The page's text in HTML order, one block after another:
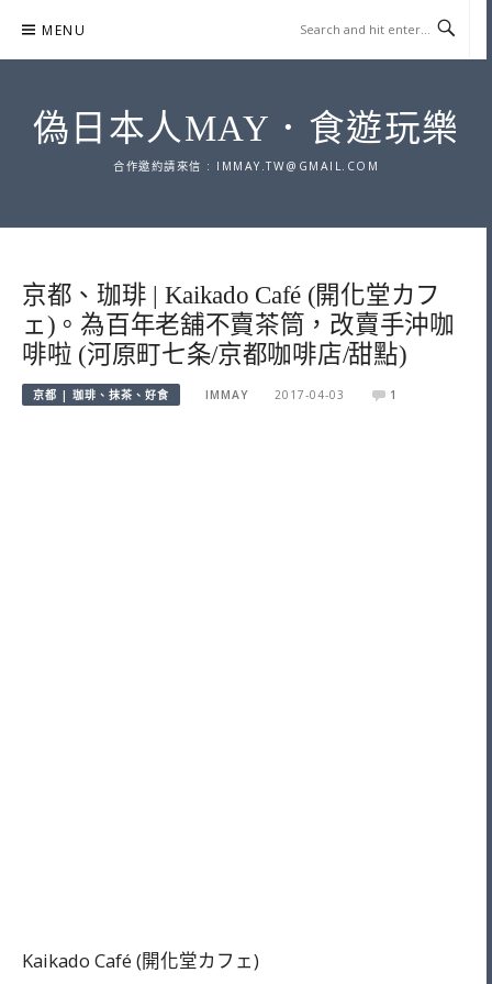
content
MENU
偽日本人MAY．食遊玩樂
合作邀約請來信 : IMMAY.TW@GMAIL.COM
京都、珈琲 | Kaikado Café (開化堂カフ
ェ)。為百年老舖不賣茶筒，改賣手沖咖
啡啦 (河原町七条/京都咖啡店/甜點)
京都 | 珈琲、抹茶、好食 IMMAY 2017-04-03 1
Kaikado Café (開化堂カフェ)